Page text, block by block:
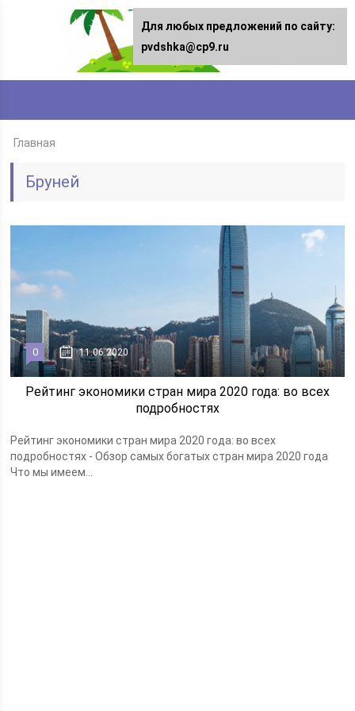
Главная
Бруней
0 11.06.2020
Рейтинг экономики стран мира 2020 года: во всех
подробностях
Рейтинг экономики стран мира 2020 года: во всех
подробностях - Обзор самых богатых стран мира 2020 года
Что мы имеем...
Для любых предложений по сайту:
pvdshka@cp9.ru